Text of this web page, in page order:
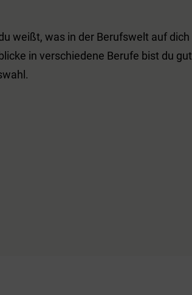
weißt, was in der Berufswelt auf dich
in verschiedene Berufe bist du gut